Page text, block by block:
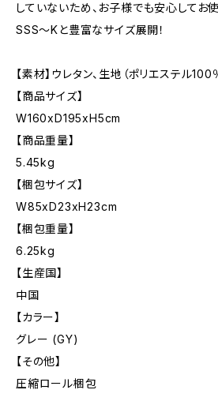
していないため、お子様でも安心してお
SSS〜Kと豊富なサイズ展開！
【素材】ウレタン、生地（ポリエステル100
【商品サイズ】
W160xD195xH5cm
【商品重量】
5.45kg
【梱包サイズ】
W85xD23xH23cm
【梱包重量】
6.25kg
【生産国】
中国
【カラー】
グレー (GY)
【その他】
圧縮ロール梱包